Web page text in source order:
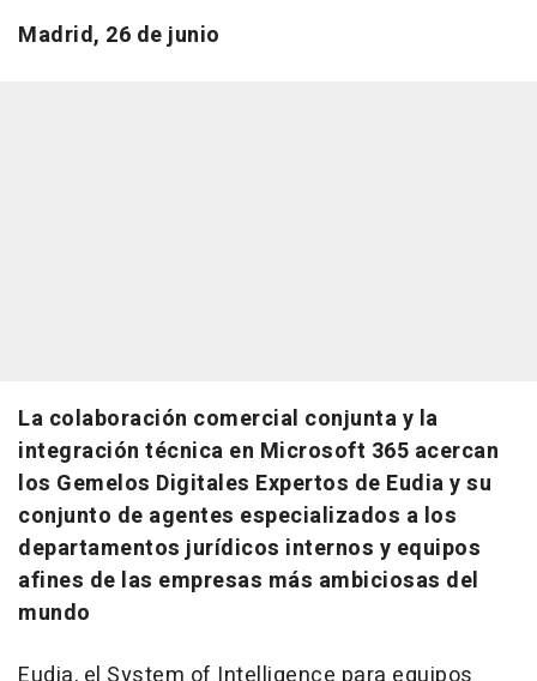
Madrid, 26 de junio
La colaboración comercial conjunta y la
integración técnica en Microsoft 365 acercan
los Gemelos Digitales Expertos de Eudia y su
conjunto de agentes especializados a los
departamentos jurídicos internos y equipos
afines de las empresas más ambiciosas del
mundo